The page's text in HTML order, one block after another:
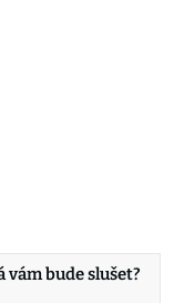
bude slušet?